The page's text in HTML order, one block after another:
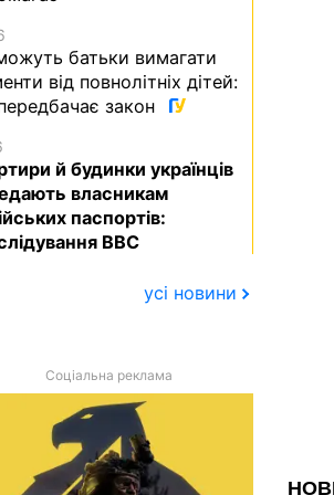
батьки вимагати
від повнолітніх дітей:
закон
й будинки українців
власникам
паспортів:
BBC
усі новини
Соціальна реклама